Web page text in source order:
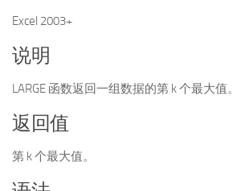
Excel 2003+
说明
LARGE 函数返回一组数据的第 k 个最大值。
返回值
第 k 个最大值。